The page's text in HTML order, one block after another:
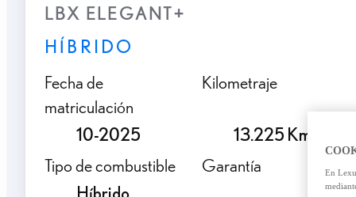
LBX ELEGANT+
HÍBRIDO
Fecha de
matriculación
10-2025
Kilometraje
13.225 Km.
Tipo de combustible
Garantía
En